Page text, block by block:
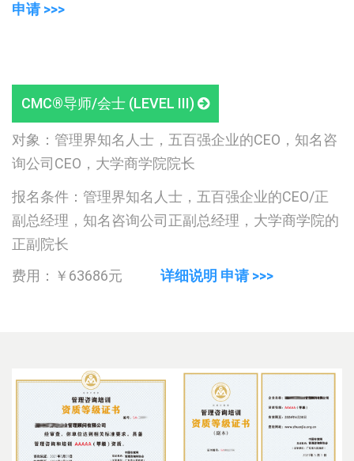
申请 >>>
CMC®导师/会士 (LEVEL III)
对象：管理界知名人士，五百强企业的CEO，知名咨
询公司CEO，大学商学院院长
报名条件：管理界知名人士，五百强企业的CEO/正
副总经理，知名咨询公司正副总经理，大学商学院的
正副院长
费用：￥63686元 详细说明 申请 >>>